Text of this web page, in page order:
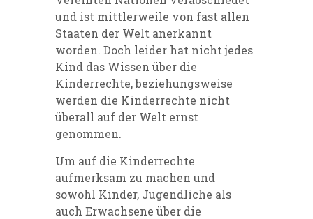
und ist mittlerweile von fast allen
Staaten der Welt anerkannt
worden. Doch leider hat nicht jedes
Kind das Wissen über die
Kinderrechte, beziehungsweise
werden die Kinderrechte nicht
überall auf der Welt ernst
genommen.
Um auf die Kinderrechte
aufmerksam zu machen und
sowohl Kinder, Jugendliche als
auch Erwachsene über die